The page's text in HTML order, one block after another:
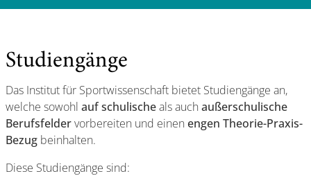
Studiengänge
Das Institut für Sportwissenschaft bietet Studiengänge an,
welche sowohl auf schulischeals auch außerschulische
Berufsfeldervorbereiten und einen engen Theorie-Praxis-
Bezug beinhalten.
Diese Studiengänge sind: